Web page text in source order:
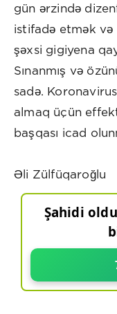
gün ərzində
istifadə etmək
şəxsi gigiyena
Sınanmış və
sadə.
almaq üçün
başqası icad
Əli Zülfüqaroğlu
Şahidi